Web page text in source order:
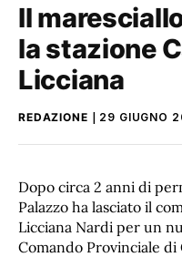
Il
la stazione
Licciana
REDAZIONE 29 GIUGNO
Dopo circa 2 anni di
Palazzo ha lasciato il
Licciana Nardi per un
Comando Provinciale di